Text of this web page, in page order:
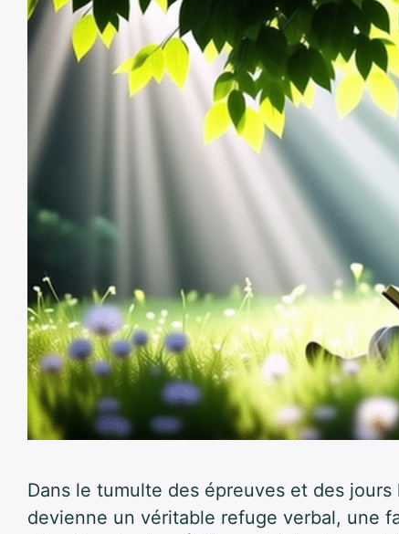
Dans le tumulte des épreuves et des
devienne un véritable refuge verbal, une